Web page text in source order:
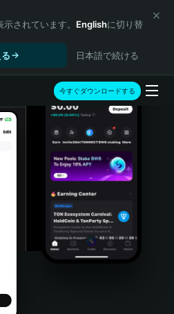
示されています。 Englishに切り替
日本語で続ける
今すぐダウンロードする